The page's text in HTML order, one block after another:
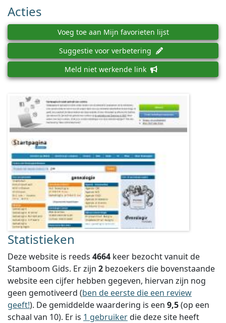
Acties
Voeg toe aan Mijn favorieten lijst
Suggestie voor verbetering
Meld niet werkende link
Statistieken
Deze website is reeds 4664 keer bezocht vanuit de
Stamboom Gids. Er zijn 2 bezoekers die bovenstaande
website een cijfer hebben gegeven, hiervan zijn nog
geen gemotiveerd (ben de eerste die een review
geeft!). De gemiddelde waardering is een 9,5(op een
schaal van 10). Er is 1 gebruikerdie deze site heeft